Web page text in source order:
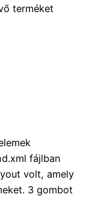
terméket
fájlban
volt, amely
3 gombot